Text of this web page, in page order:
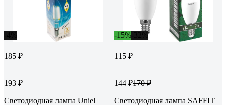
185 ₽
193 ₽
Светодиодная лампа Uniel
-15%
115 ₽
144 ₽170 ₽
Светодиодная лампа SAFFIT